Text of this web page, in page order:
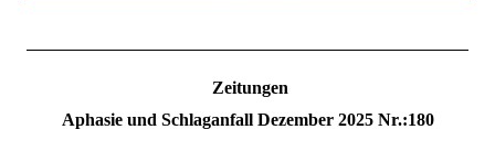
Zeitungen
Aphasie und Schlaganfall Dezember 2025 Nr.:180